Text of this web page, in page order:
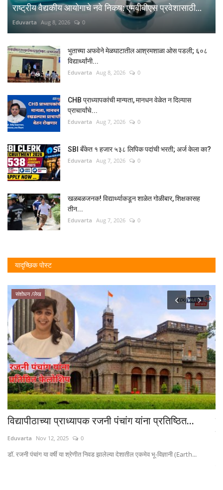
राष्ट्रीय वैद्यकीय आयोगाचे नवे निकष: एमबीबीएस प्रवेशासाठी...
Eduvarta Aug 8, 2026 0
भुताच्या अफवेने मेळघाटातील आश्रमशाळा ओस पडली; ६०८
विद्यार्थ्यांनी...
Eduvarta Aug 8, 2026 0
CHB प्राध्यापकांची मान्यता, मानधन वेळेत न दिल्यास
प्राचार्यांचे...
Eduvarta Aug 7, 2026 0
SBI बँकेत १ हजार ५३८ लिपिक पदांची भरती; अर्ज केला का?
Eduvarta Aug 7, 2026 0
खळबळजनक! विद्यार्थ्याकडून शाळेत गोळीबार, शिक्षकासह
तीन...
Eduvarta Aug 7, 2026 0
यादृच्छिक पोस्ट
संशोधन /लेख
विद्यापीठाच्या प्राध्यापक रजनी पंचांग यांना प्रतिष्ठित...
Eduvarta Nov 12, 2025 0
डॉ. रजनी पंचांग या वर्षी या श्रेणीत निवड झालेल्या देशातील एकमेव भू-विज्ञानी (Earth...